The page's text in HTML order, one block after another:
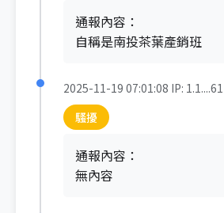
通報內容：
自稱是南投茶葉產銷班
2025-11-19 07:01:08 IP: 1.1....61
騷擾
通報內容：
無內容